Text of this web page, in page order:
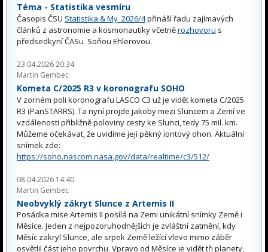
Téma - Statistika vesmíru
Časopis ČSU Statistika & My 2026/4přináší řadu zajímavých
článků z astronomie a kosmonautiky včetněrozhovoru s
předsedkyní ČASu Soňou Ehlerovou.
23.04.2026 20:34
Martin Gembec
Kometa C/2025 R3 v koronografu SOHO
V zorném poli koronografu LASCO C3 už je vidět kometa C/2025
R3 (PanSTARRS). Ta nyní projde jakoby mezi Sluncem a Zemí ve
vzdálenosti přibližně poloviny cesty ke Slunci, tedy 75 mil. km.
Můžeme očekávat, že uvidíme její pěkný iontový ohon. Aktuální
snímek zde:
https://soho.nascom.nasa.gov/data/realtime/c3/512/
08.04.2026 14:40
Martin Gembec
Neobvyklý zákryt Slunce z Artemis II
Posádka mise Artemis II posílá na Zemi unikátní snímky Země i
Měsíce. Jeden z nejpozoruhodnějších je zvláštní zatmění, kdy
Měsíc zakryl Slunce, ale srpek Země ležící vlevo mimo záběr
osvětlil část jeho povrchu. Vpravo od Měsíce je vidět tři planety,